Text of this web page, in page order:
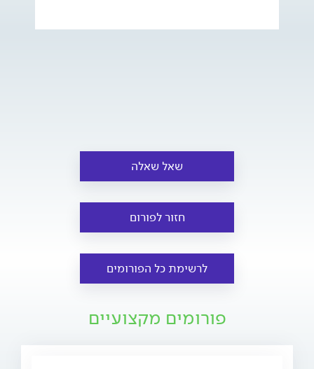
שאל שאלה
חזור לפורום
לרשימת כל הפורומים
פורומים מקצועיים